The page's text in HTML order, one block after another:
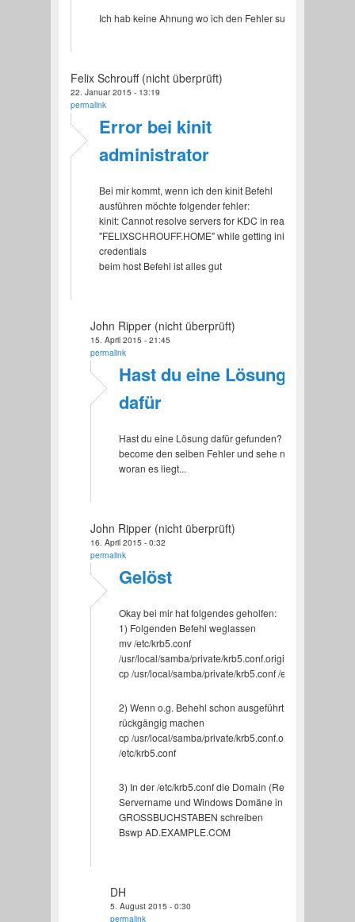
Ich hab keine Ahnung wo ich den Fehler suchen soll -
Felix Schrouff (nicht überprüft)
22. Januar 2015 - 13:19
permalink
Error bei kinit
administrator
Bei mir kommt, wenn ich den kinit Befehl
ausführen möchte folgender fehler:
kinit: Cannot resolve servers for KDC in realm
"FELIXSCHROUFF.HOME" while getting initial
credentials
beim host Befehl ist alles gut
John Ripper (nicht überprüft)
15. April 2015 - 21:45
permalink
Hast du eine Lösung
dafür
Hast du eine Lösung dafür gefunden? Ich
become den selben Fehler und sehe nicht
woran es liegt...
John Ripper (nicht überprüft)
16. April 2015 - 0:32
permalink
Gelöst
Okay bei mir hat folgendes geholfen:
1) Folgenden Befehl weglassen
mv /etc/krb5.conf
/usr/local/samba/private/krb5.conf.original
cp /usr/local/samba/private/krb5.conf /etc
2) Wenn o.g. Behehl schon ausgeführt, dann
rückgängig machen
cp /usr/local/samba/private/krb5.conf.original
/etc/krb5.conf
3) In der /etc/krb5.conf die Domain (Realm),
Servername und Windows Domäne in
GROSSBUCHSTABEN schreiben
Bswp AD.EXAMPLE.COM
DH
5. August 2015 - 0:30
permalink